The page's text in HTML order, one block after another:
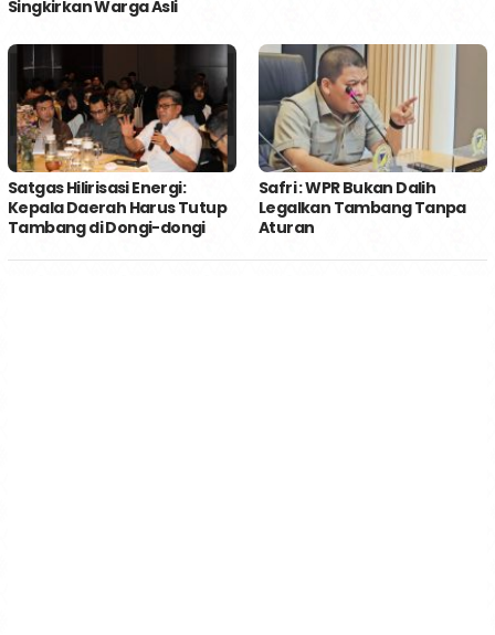
Singkirkan Warga Asli
Satgas Hilirisasi Energi:
Kepala Daerah Harus Tutup
Tambang di Dongi-dongi
Safri : WPR Bukan Dalih
Legalkan Tambang Tanpa
Aturan